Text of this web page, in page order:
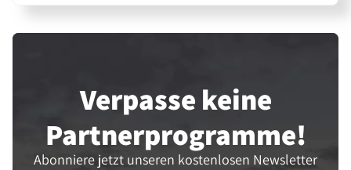
Verpasse keine
Partner­programme!
Abonniere jetzt unseren kostenlosen Newsletter